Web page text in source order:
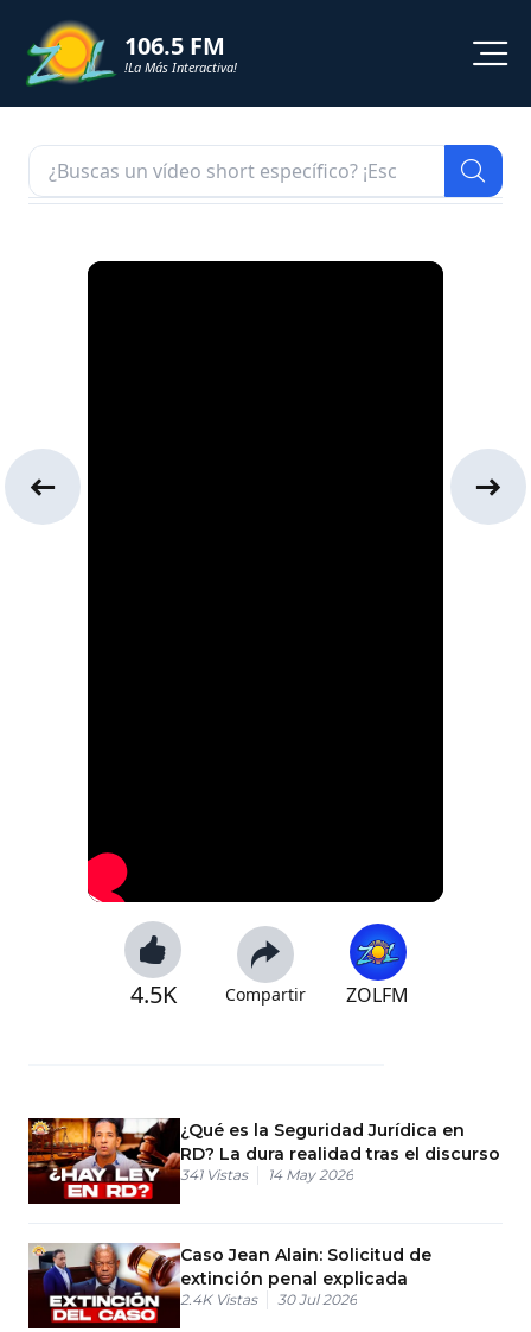
106.5 FM
!La Más Interactiva!
NOTICIAS
ZOL TV
4.5K Compartir ZOLFM
¿Qué es la Seguridad Jurídica en
RD? La dura realidad tras el discurso
341 Vistas 14 May 2026
Caso Jean Alain: Solicitud de
extinción penal explicada
2.4K Vistas 30 Jul 2026